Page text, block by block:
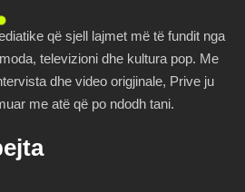
që sjell lajmet më të fundit nga
televizioni dhe kultura pop. Me
dhe video origjinale, Prive ju
me atë që po ndodh tani.